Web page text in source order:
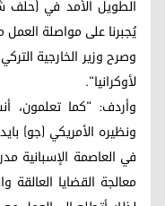
الطويل الأمد في (حلف
يُجبرنا على مواصلة العمل
وصرح وزير الخارجية
لأوكرانيا".
وأردف: "كما تعلمون،
ونظيره الأمريكي (جو)
في العاصمة الإسبانية
معالجة القضايا